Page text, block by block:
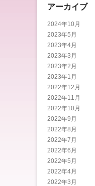
アーカイブ
2024年10月
2023年5月
2023年4月
2023年3月
2023年2月
2023年1月
2022年12月
2022年11月
2022年10月
2022年9月
2022年8月
2022年7月
2022年6月
2022年5月
2022年4月
2022年3月